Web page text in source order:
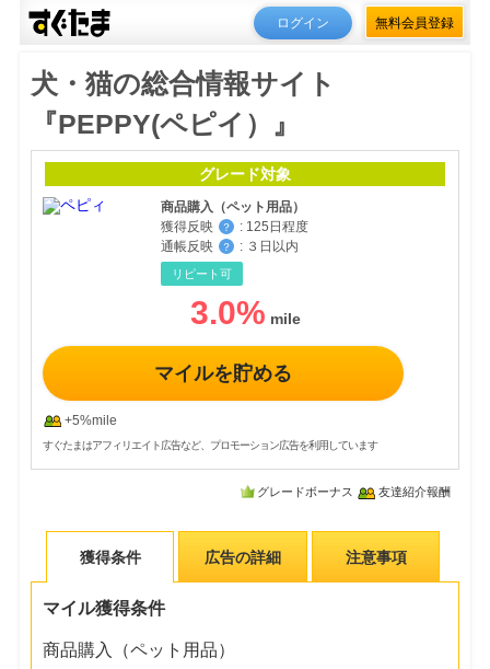
ログイン 無料会員登録
犬・猫の総合情報サイト
『PEPPY(ペピイ）』
グレード対象
商品購入（ペット用品）
獲得反映
？ : 125日程度
通帳反映
？ : ３日以内
リピート可
3.0%
マイルを貯める
+5%mile
すぐたまはアフィリエイト広告など、プロモーション広告を利用しています
グレードボーナス 友達紹介報酬
獲得条件 広告の詳細 注意事項
マイル獲得条件
商品購入（ペット用品）